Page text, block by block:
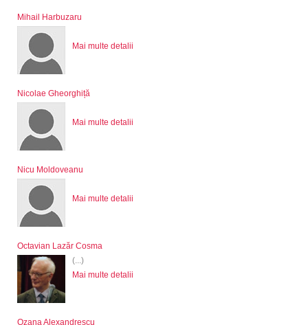
Mihail Harbuzaru
Mai multe detalii
Nicolae Gheorghiță
Mai multe detalii
Nicu Moldoveanu
Mai multe detalii
Octavian Lazăr Cosma
(...)
Mai multe detalii
Ozana Alexandrescu